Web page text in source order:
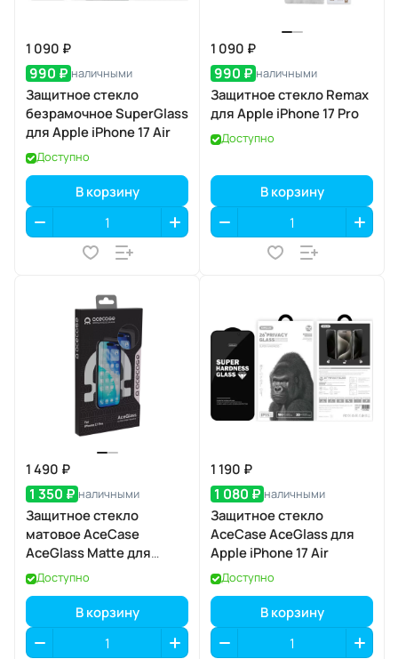
1 090 ₽
990 ₽ наличными
Защитное стекло
безрамочное SuperGlass
для Apple iPhone 17 Air
Доступно
В корзину
1 090 ₽
990 ₽ наличными
Защитное стекло Remax
для Apple iPhone 17 Pro
Доступно
В корзину
1 490 ₽
1 350 ₽ наличными
Защитное стекло
матовое AceCase
AceGlass Matte для
Apple iPhone 17 Pro
Доступно
В корзину
1 190 ₽
1 080 ₽ наличными
Защитное стекло
AceCase AceGlass для
Apple iPhone 17 Air
Доступно
В корзину